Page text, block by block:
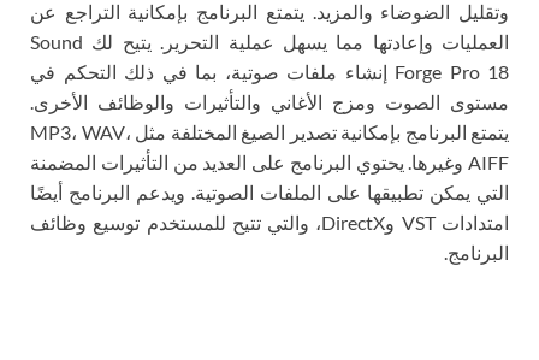
وتقليل الضوضاء والمزيد. يتمتع البرنامج بإمكانية التراجع عن
العمليات وإعادتها مما يسهل عملية التحرير. يتيح لك Sound
Forge Pro 18 إنشاء ملفات صوتية، بما في ذلك التحكم في
مستوى الصوت ومزج الأغاني والتأثيرات والوظائف الأخرى.
يتمتع البرنامج بإمكانية تصدير الصيغ المختلفة مثل MP3، WAV،
AIFF وغيرها. يحتوي البرنامج على العديد من التأثيرات المضمنة
التي يمكن تطبيقها على الملفات الصوتية. ويدعم البرنامج أيضًا
امتدادات VST وDirectX، والتي تتيح للمستخدم توسيع وظائف
البرنامج.